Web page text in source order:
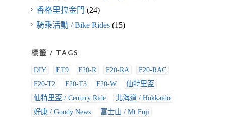
香格里拉金門 (24)
騎乘活動 / Bike Rides(15)
標籤 / TAGS
DIY ET9 F20-R F20-RA
F20-RAC
F20-T2
F20-T3 F20-W
仙特里盃
仙特里盃 / Century Ride
北海道 / Hokkaido
好康 / Goody News
富士山 / Mt Fuji